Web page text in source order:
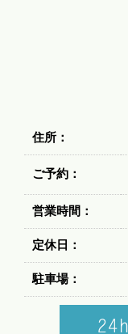
住所：
ご予約：
営業時間：
定休日：
駐車場：